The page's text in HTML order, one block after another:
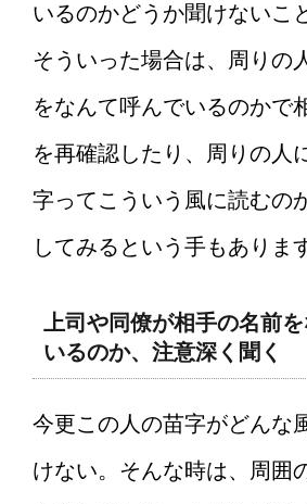
いるのかどうか聞けないこ
そういった場合は、周りの
をなんて呼んでいるのかで
を再確認したり、周りの人
字ってこういう風に読むの
してみるという手もありま
上司や同僚が相手の名前
いるのか、注意深く聞く
今更この人の苗字がどんな
けない。そんな時は、周囲